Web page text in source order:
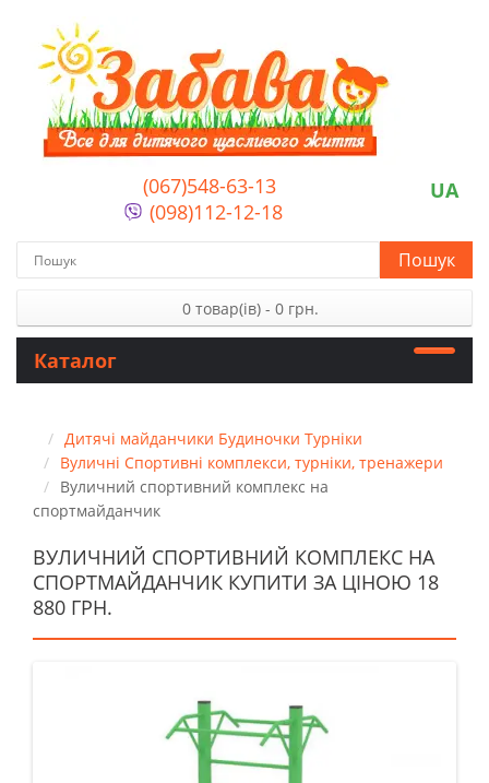
(067)548-63-13
(098)112-12-18
UA
Пошук
0 товар(ів) - 0 грн.
Каталог
Дитячі майданчики Будиночки Турніки
Вуличні Спортивні комплекси, турніки, тренажери
Вуличний спортивний комплекс на
спортмайданчик
ВУЛИЧНИЙ СПОРТИВНИЙ КОМПЛЕКС НА
СПОРТМАЙДАНЧИК КУПИТИ ЗА ЦІНОЮ 18
880 ГРН.